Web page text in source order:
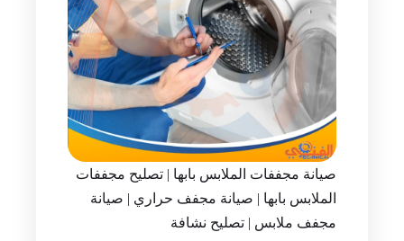
صيانة مجففات الملابس بابها | تصليح مجففات
الملابس بابها | صيانة مجفف حراري | صيانة
مجفف ملابس | تصليح نشافة